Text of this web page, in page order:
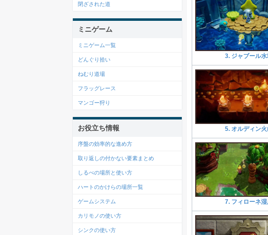
3. ジャブール水
5. オルディン火
7. フィローネ湿
閉ざされた道
ミニゲーム
ミニゲーム一覧
どんぐり拾い
ねむり道場
フラッグレース
マンゴー狩り
お役立ち情報
序盤の効率的な進め方
取り返しの付かない要素まとめ
しるべの場所と使い方
ハートのかけらの場所一覧
ゲームシステム
カリモノの使い方
シンクの使い方